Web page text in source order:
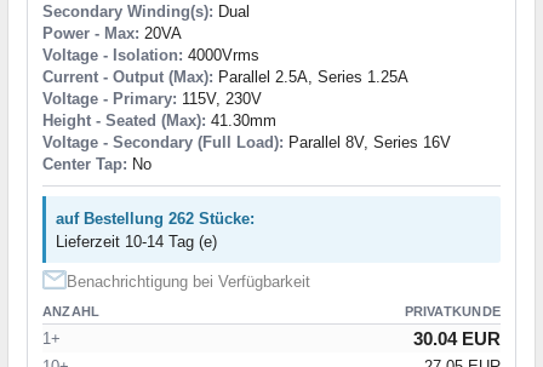
Secondary Winding(s): Dual
Power - Max: 20VA
Voltage - Isolation: 4000Vrms
Current - Output (Max): Parallel 2.5A, Series 1.25A
Voltage - Primary: 115V, 230V
Height - Seated (Max): 41.30mm
Voltage - Secondary (Full Load): Parallel 8V, Series 16V
Center Tap: No
auf Bestellung 262 Stücke:
Lieferzeit 10-14 Tag (e)
Benachrichtigung bei Verfügbarkeit
ANZAHL PRIVATKUNDE
1+ 30.04 EUR